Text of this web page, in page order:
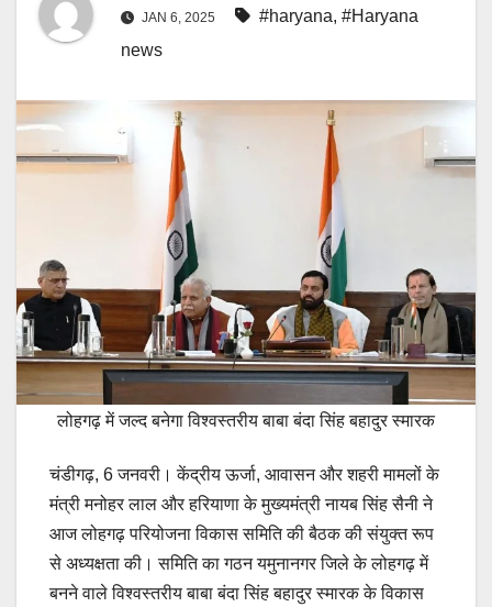
JAN 6, 2025 #haryana, #Haryana
news
लोहगढ़ में जल्द बनेगा विश्वस्तरीय बाबा बंदा सिंह बहादुर स्मारक
चंडीगढ़, 6 जनवरी। केंद्रीय ऊर्जा, आवासन और शहरी मामलों के
मंत्री मनोहर लाल और हरियाणा के मुख्यमंत्री नायब सिंह सैनी ने
आज लोहगढ़ परियोजना विकास समिति की बैठक की संयुक्त रूप
से अध्यक्षता की। समिति का गठन यमुनानगर जिले के लोहगढ़ में
बनने वाले विश्वस्तरीय बाबा बंदा सिंह बहादुर स्मारक के विकास